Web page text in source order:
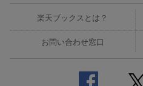
楽天ブックスとは？
お問い合わせ窓口